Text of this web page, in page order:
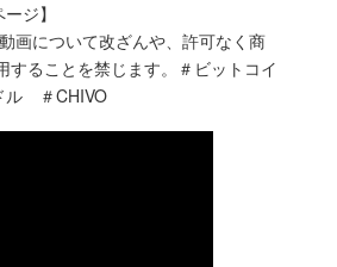
ジ】
画について改ざんや、許可なく商
することを禁じます。＃ビットコイ
ル ＃CHIVO